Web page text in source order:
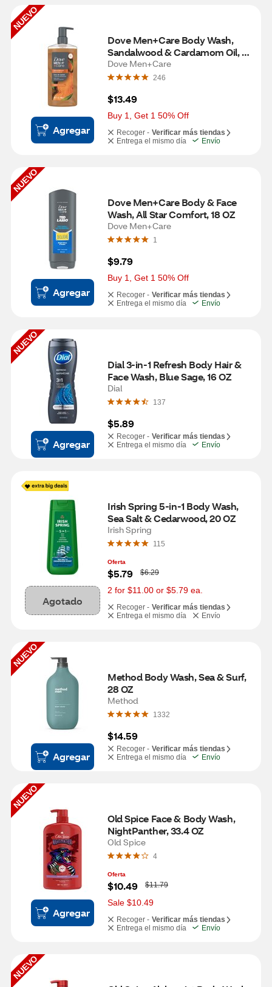
NUEVO
Agregar
Dove Men+Care Body Wash,
Sandalwood & Cardamom Oil,
26 OZ
Dove Men+Care
246
$13.49
Buy 1, Get 1 50% Off
Recoger - Verificar más tiendas
Entrega el mismo día
Envío
NUEVO
Agregar
Dove Men+Care Body & Face
Wash, All Star Comfort, 18 OZ
Dove Men+Care
1
$9.79
Buy 1, Get 1 50% Off
Recoger - Verificar más tiendas
Entrega el mismo día
Envío
NUEVO
Agregar
Dial 3-in-1 Refresh Body Hair &
Face Wash, Blue Sage, 16 OZ
Dial
137
$5.89
Recoger - Verificar más tiendas
Entrega el mismo día
Envío
Agotado
Irish Spring 5-in-1 Body Wash,
Sea Salt & Cedarwood, 20 OZ
Irish Spring
115
Oferta
$5.79
W
a
s
$6.29
2 for $11.00 or $5.79 ea.
Recoger - Verificar más tiendas
Entrega el mismo día
Envío
NUEVO
Agregar
Method Body Wash, Sea & Surf,
28 OZ
Method
1332
$14.59
Recoger - Verificar más tiendas
Entrega el mismo día
Envío
NUEVO
Agregar
Old Spice Face & Body Wash,
NightPanther, 33.4 OZ
Old Spice
4
Oferta
$10.49
W
a
s
$11.79
Sale $10.49
Recoger - Verificar más tiendas
Entrega el mismo día
Envío
NUEVO